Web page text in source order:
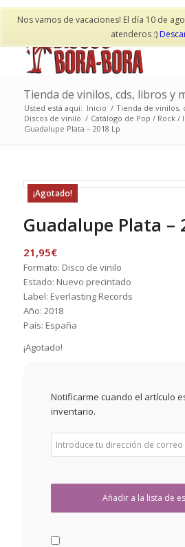
Nos vamos de vacaciones! El día 10 de
atenderos :)
Mi cuenta
Tienda de vinilos, cds, libros y
Usted está aquí: Inicio / Tienda de vinilos,
Discos de vinilo / Catálogo de Pop / Rock /
Guadalupe Plata – 2018 Lp
¡Agotado!
Guadalupe Plata –
21,95€
Formato: Disco de vinilo
Estado: Nuevo precintado
Label: Everlasting Records
Año: 2018
País: España
¡Agotado!
Notificarme cuando el artículo
inventario.